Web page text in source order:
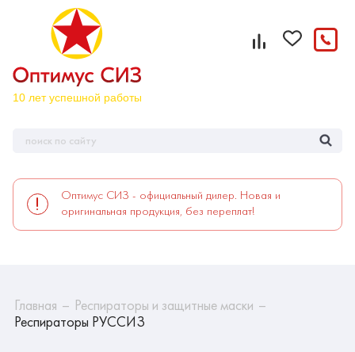
Оптимус СИЗ - официальный дилер. Новая и
оригинальная продукция, без переплат!
Главная
Респираторы и защитные маски
Респираторы РУССИЗ